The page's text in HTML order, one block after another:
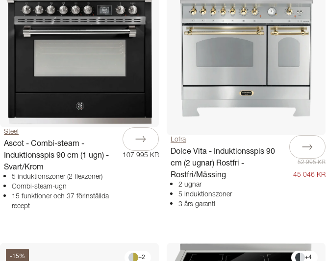
Steel
Ascot - Combi-steam -
Induktionsspis 90 cm (1 ugn) -
Svart/Krom
5 induktionszoner (2 flexzoner)
Combi-steam-ugn
15 funktioner och 37 förinställda
recept
107 995 KR
Lofra
Dolce Vita - Induktionsspis 90
cm (2 ugnar) Rostfri -
Rostfri/Mässing
2 ugnar
5 induktionszoner
3 års garanti
52 995 KR
45 046 KR
-15% +2 +4